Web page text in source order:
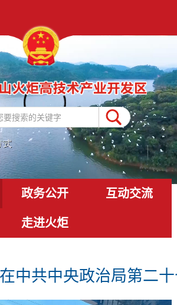
政务公开 互动交流
走进火炬
人民情怀 | “让内需成
济思想指引中国经济